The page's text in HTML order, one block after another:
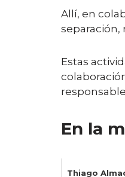
Allí, en
separación,
Estas
En la
Thiago